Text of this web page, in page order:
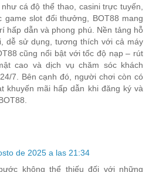
cá độ thể thao, casini trực tuyến,
game slot đổi thưởng, BOT88 mang
hấp dẫn và phong phú. Nền tảng hỗ
dễ sử dụng, tương thích với cả máy
cũng nổi bật với tốc độ nạp – rút
cao và dịch vụ chăm sóc khách
7. Bên cạnh đó, người chơi còn có
khuyến mãi hấp dẫn khi đăng ký và
de 2025 a las 21:34
không thể thiếu đối với những